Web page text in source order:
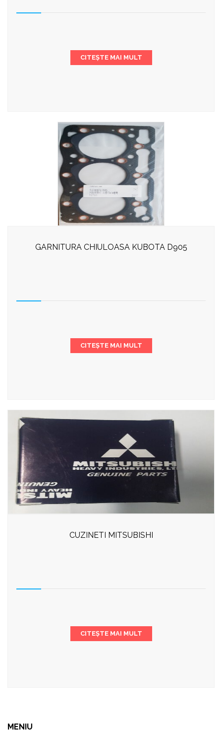
CITEȘTE MAI MULT
GARNITURA CHIULOASA KUBOTA D905
CITEȘTE MAI MULT
CUZINETI MITSUBISHI
CITEȘTE MAI MULT
MENIU